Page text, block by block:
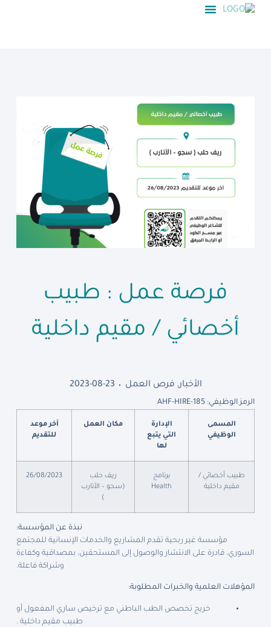
فرصة عمل : طبيب
أخصائي / مقيم داخلية
الأخبار, فرص العمل 2023-08-23
الرمز الوظيفي: AHF-HIRE-185
المسمى
الوظيفي
الإدارة
التي يتبع
لها
مكان العمل
آخر موعد
للتقديم
طبيب أخصائي /
مقيم داخلية
برنامج
Health
ريف حلب
(سجو – الأتارب
)
26/08/2023
نبذة عن المؤسسة:
مؤسسة غير ربحية تقدم المشاريع والخدمات الإنسانية للمجتمع
السوري، قادرة على الانتشار والوصول إلى المستحقين، بمصداقية وكفاءة
وشراكة فاعلة.
المؤهلات العلمية والخبرات المطلوبة:
خريج تخصص الطب الباطني مع ترخيص ساري المفعول أو
طبيب مقيم داخلية .